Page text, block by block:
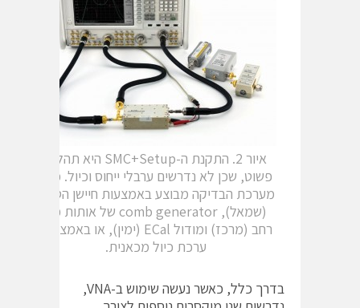
איור 2. התקנת ה-SMC+Setup היא תהליך
פשוט, שכן לא נדרשים ערבלי ייחוס וכיול. כיול
מערכת הבדיקה מבוצע באמצעות חיישן הספק
(שמאל), comb generator של אותות פס
רחב (מרכז) ומודול ECal (ימין), או באמצעות
ערכת כיול מכאנית.
בדרך כלל, כאשר נעשה שימוש ב-VNA,